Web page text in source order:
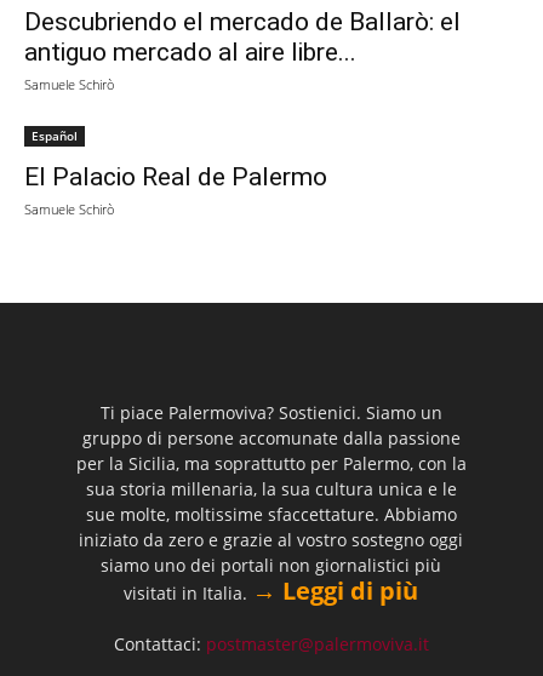
Descubriendo el mercado de Ballarò: el
antiguo mercado al aire libre...
Samuele Schirò
Español
El Palacio Real de Palermo
Samuele Schirò
Ti piace Palermoviva? Sostienici. Siamo un
gruppo di persone accomunate dalla passione
per la Sicilia, ma soprattutto per Palermo, con la
sua storia millenaria, la sua cultura unica e le
sue molte, moltissime sfaccettature. Abbiamo
iniziato da zero e grazie al vostro sostegno oggi
siamo uno dei portali non giornalistici più
visitati in Italia. → Leggi di più
Contattaci: postmaster@palermoviva.it